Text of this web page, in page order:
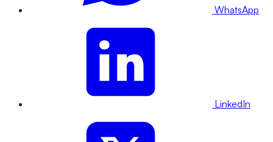
WhatsApp
LinkedIn